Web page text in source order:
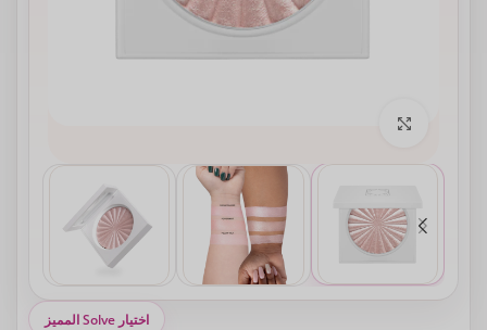
اختيار Solve المميز